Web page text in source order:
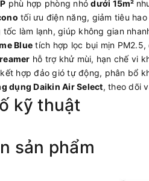
phù hợp phòng nhỏ dưới 15m²
tối ưu điện năng, giảm tiêu
tốc làm lạnh, giúp không gian
Blue tích hợp lọc bụi mịn
hỗ trợ khử mùi, hạn chế vi
kết hợp đảo gió tự động, phân bổ
dụng Daikin Air Select, theo dõi
kỹ thuật
sản phẩm